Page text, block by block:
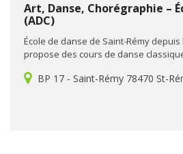
Art, Danse, Chorégraphie –
(ADC)
École de danse de Saint-Rémy depuis
propose des cours de danse
BP 17 - Saint-Rémy 78470 St-